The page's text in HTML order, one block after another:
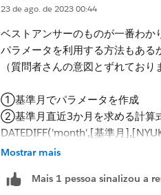
23 de ago. de 2023 00:44
ベストアンサーのものが一番わか
パラメータを利用する方法もある
（質問者さんの意図とずれており
①基準月でパラメータを作成
​②基準月直近3か月を求める計算
DATEDIFF('month',[基準月
or
or
Mostrar mais
Mais 1 pessoa sinalizou a